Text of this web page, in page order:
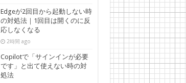
Edgeが2回目から起動しない時
の対処法｜1回目は開くのに反
応しなくなる
2時間 ago
Copilotで「サインインが必要
です」と出て使えない時の対
処法